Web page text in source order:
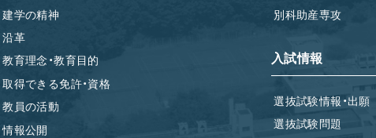
建学の精神
沿革
教育理念・教育目的
取得できる免許・資格
教員の活動
情報公開
別科助産専攻
入試情報
選抜試験情報・出願
選抜試験問題